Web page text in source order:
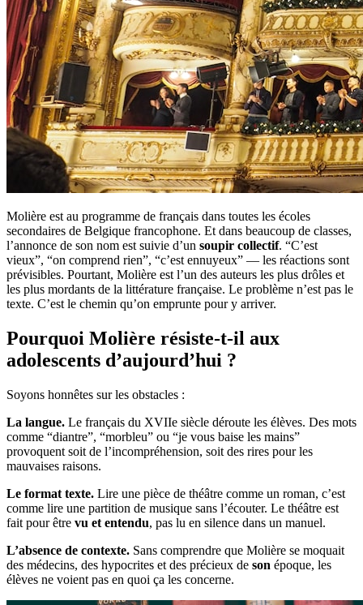
Molière est au programme de français dans toutes les écoles
secondaires de Belgique francophone. Et dans beaucoup de classes,
l’annonce de son nom est suivie d’un soupir collectif. “C’est
vieux”, “on comprend rien”, “c’est ennuyeux” — les réactions sont
prévisibles. Pourtant, Molière est l’un des auteurs les plus drôles et
les plus mordants de la littérature française. Le problème n’est pas le
texte. C’est le chemin qu’on emprunte pour y arriver.
Pourquoi Molière résiste-t-il aux
adolescents d’aujourd’hui ?
Soyons honnêtes sur les obstacles :
La langue. Le français du XVIIe siècle déroute les élèves. Des mots
comme “diantre”, “morbleu” ou “je vous baise les mains”
provoquent soit de l’incompréhension, soit des rires pour les
mauvaises raisons.
Le format texte. Lire une pièce de théâtre comme un roman, c’est
comme lire une partition de musique sans l’écouter. Le théâtre est
fait pour être vu et entendu, pas lu en silence dans un manuel.
L’absence de contexte. Sans comprendre que Molière se moquait
des médecins, des hypocrites et des précieux de son époque, les
élèves ne voient pas en quoi ça les concerne.